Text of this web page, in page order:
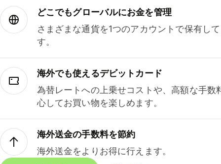
どこでもグ⁠ロ⁠ー⁠バ⁠ルにお金を管理
さまざまな通貨を1つのアカウントで保有し
す。
海外でも使えるデビットカード
為替レートへの上乗せコストや、高額な手数
心してお買い物を楽しめます。
海外送金の手数料を節約
海外送金をよりお得に行えます。